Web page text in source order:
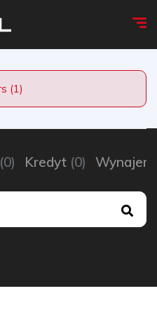
Filters (1)
(0) Kredyt (0) Wynajem